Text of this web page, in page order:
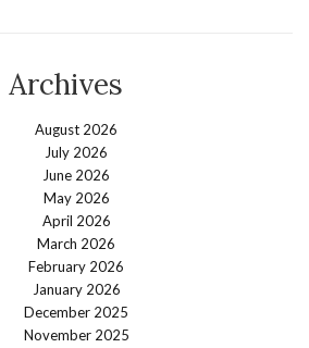
Archives
August 2026
July 2026
June 2026
May 2026
April 2026
March 2026
February 2026
January 2026
December 2025
November 2025